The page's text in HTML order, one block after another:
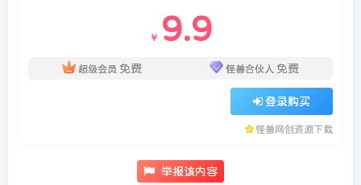
￥ 9.9
超级会员 免费 怪兽合伙人 免费
登录购买
怪兽网创资源下载
举报该内容